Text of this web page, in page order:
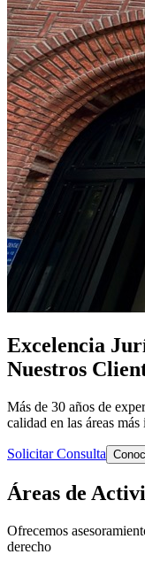
Excelencia
Nuestros
Más de 30 años de
calidad en las áreas
Solicitar Consulta
Áreas de
Ofrecemos
derecho